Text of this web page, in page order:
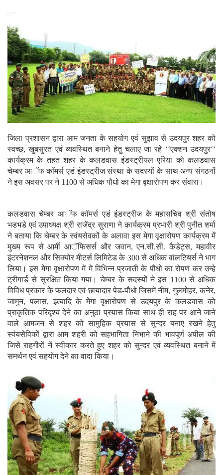
जिला प्रशासन द्वारा आम जनता के सहयोग एवं सुझाव से उदयपुर शहर को
स्वच्छ, खुबसुरत एवं व्यवस्थित बनाने हेतु चलाए जा रहे ‘‘एक्शन उदयपुर‘‘
कार्यक्रम के तहत शहर के कलडवास इंडस्ट्रीयल एरिया को कलडवास
चेम्बर आॅफ काॅमर्स एडं इंडस्ट्रीज संस्था के सदस्यों के साथ अन्य संगठनों
ने इस अवसर पर ने 1100 से अधिक पौधो का मेगा वृक्षारोपण कर संवारा।
कलडवास चेम्बर आॅफ काॅमर्स एडं इंडस्ट्रीज के महासचिव श्री संतोष
भडभडे एवं उपाध्यक्ष श्री राजेंद्र सुराणा ने कार्यक्रम प्रभारी श्री पुनीत शर्मा
ने बताया कि चेम्बर के स्वंयसेवकों के अलावा इस मेगा वृक्षारोपण कार्यक्रम में
मुख्य रूप से आर्मी आॅफिसर्स और जवान, एन.सी.सी. कैडेट्स, महावीर
इंटरनेशनल और सिक्योर मीटर्स लिमिटेड के 300 से अधिक वांलटियर्स ने भाग
लिया। इस मेगा वृक्षारोपण में में विभिन्न प्रजाती के पौधो का रोपण कर उन्हे
ट्रीगार्ड से सुरक्षित किया गया। चेम्बर के सदस्यों ने इस 1100 से अधिक
विविध प्रकार के फलदार एवं छायादार पेड-पौधो जिसमें नीम, गुलमोहर, कनेर,
जामुन, पलास, इत्यादि के मेगा वृक्षारोपण से उदयपुर के कलडवास को
प्राकृतिक परिदृश्य देने का अनुठा प्रयास किया साथ ही राह पर आने जाने
वाले आमजन से शहर को सामुहिक प्रयास से सुन्दर बनाए रखने हेतु
स्वंयसेविकों द्वारा आम शहरी को सहभागिता निभाने की भावपूर्ण अपील की
जिसे राहगीरों नें स्वीकार करते हुए शहर को सुन्दर एवं व्यवस्थित बनाने में
समर्थन एवं सहयोग देने का वादा किया।